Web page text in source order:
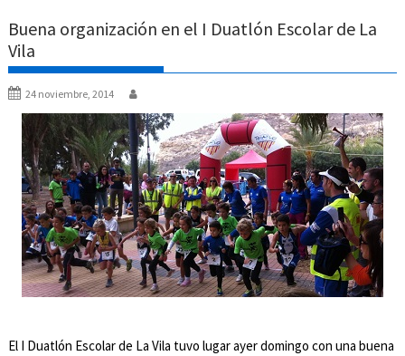
Buena organización en el I Duatlón Escolar de La
Vila
24 noviembre, 2014
El I Duatlón Escolar de La Vila tuvo lugar ayer domingo con una buena